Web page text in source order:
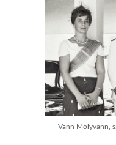
Vann Molyvann,